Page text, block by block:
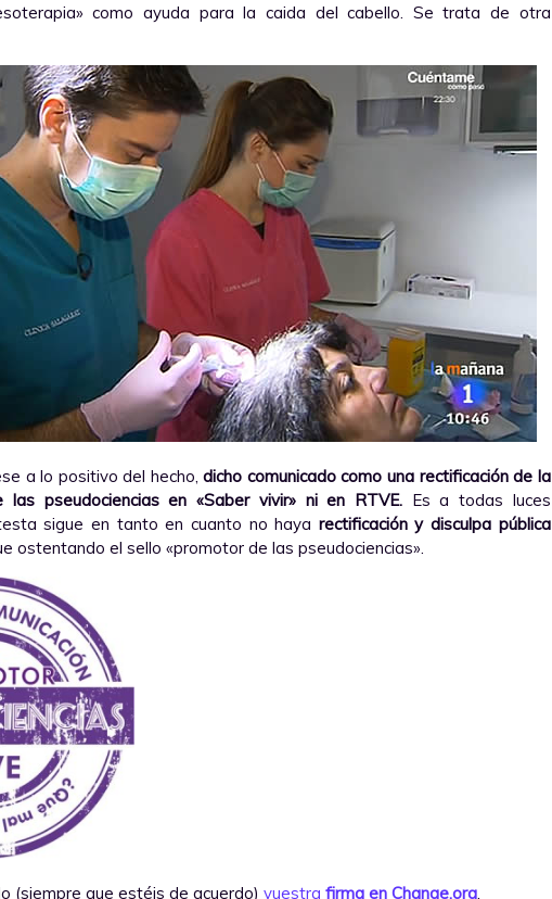
como ayuda para la caida del cabello. Se trata de otra
a lo positivo del hecho,dicho comunicado como una rectificación de la
las pseudociencias en «Saber vivir» ni en RTVE.Es a todas luces
sigue en tanto en cuanto no haya rectificación y disculpa pública
ostentando el sello «promotor de las pseudociencias».
(siempre que estéis de acuerdo) vuestra firma en Change.org.